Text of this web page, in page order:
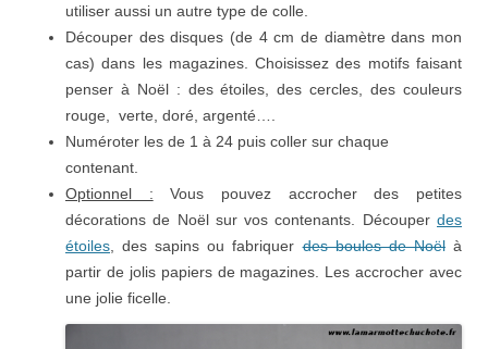
utiliser aussi un autre type de colle.
Découper des disques (de 4 cm de diamètre dans mon
cas) dans les magazines. Choisissez des motifs faisant
penser à Noël : des étoiles, des cercles, des couleurs
rouge, verte, doré, argenté….
Numéroter les de 1 à 24 puis coller sur chaque
contenant.
Optionnel : Vous pouvez accrocher des petites
décorations de Noël sur vos contenants. Découper des
étoiles , des sapins ou fabriquerdes boules de Noëlà
partir de jolis papiers de magazines. Les accrocher avec
une jolie ficelle.